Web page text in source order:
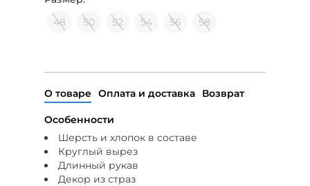
48
50 52 54 56 58
О товаре Оплата и доставка Возврат
Особенности
Шерсть и хлопок в составе
Круглый вырез
Длинный рукав
Декор из страз